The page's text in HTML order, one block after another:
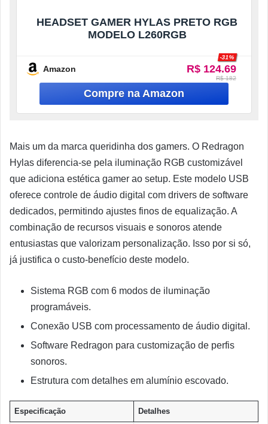
HEADSET GAMER HYLAS PRETO RGB
MODELO L260RGB
Amazon R$ 124.69
-31%
R$ 182
Mais um da marca queridinha dos gamers. O Redragon
Hylas diferencia-se pela iluminação RGB customizável
que adiciona estética gamer ao setup. Este modelo USB
oferece controle de áudio digital com drivers de software
dedicados, permitindo ajustes finos de equalização. A
combinação de recursos visuais e sonoros atende
entusiastas que valorizam personalização. Isso por si só,
já justifica o custo-benefício deste modelo.
Sistema RGB com 6 modos de iluminação
programáveis.
Conexão USB com processamento de áudio digital.
Software Redragon para customização de perfis
sonoros.
Estrutura com detalhes em alumínio escovado.
Especificação Detalhes